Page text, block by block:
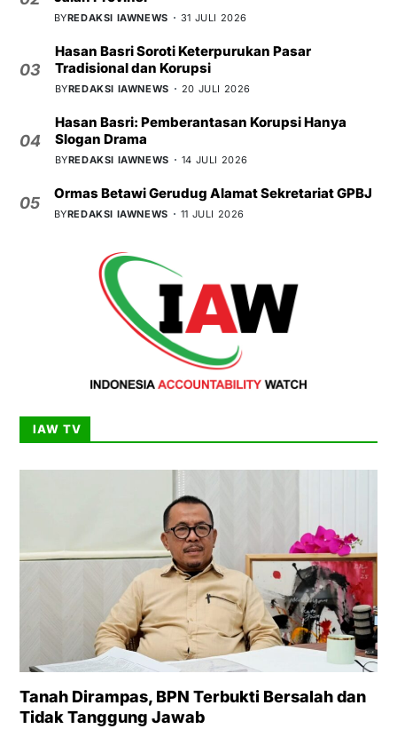
BYREDAKSI IAWNEWS 31 JULI 2026
03
Hasan Basri Soroti Keterpurukan Pasar
Tradisional dan Korupsi
BYREDAKSI IAWNEWS 20 JULI 2026
04
Hasan Basri: Pemberantasan Korupsi Hanya
Slogan Drama
BYREDAKSI IAWNEWS 14 JULI 2026
05
Ormas Betawi Gerudug Alamat Sekretariat GPBJ
BYREDAKSI IAWNEWS 11 JULI 2026
IAW TV
Tanah Dirampas, BPN Terbukti Bersalah dan
Tidak Tanggung Jawab